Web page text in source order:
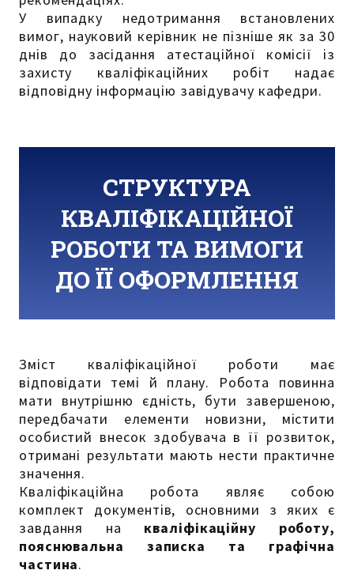
У випадку недотримання встановлених
вимог, науковий керівник не пізніше як за 30
днів до засідання атестаційної комісії із
захисту кваліфікаційних робіт надає
відповідну інформацію завідувачу кафедри.
СТРУКТУРА
КВАЛІФІКАЦІЙНОЇ
РОБОТИ ТА ВИМОГИ
ДО ЇЇ ОФОРМЛЕННЯ
Зміст кваліфікаційної роботи має
відповідати темі й плану. Робота повинна
мати внутрішню єдність, бути завершеною,
передбачати елементи новизни, містити
особистий внесок здобувача в її розвиток,
отримані результати мають нести практичне
значення.
Кваліфікаційна робота являє собою
комплект документів, основними з яких є
завдання на кваліфікаційну роботу,
пояснювальна записка та графічна
частина.